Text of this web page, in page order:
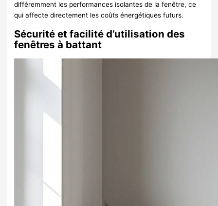
différemment les performances isolantes de la fenêtre, ce
qui affecte directement les coûts énergétiques futurs.
Sécurité et facilité d’utilisation des
fenêtres à battant